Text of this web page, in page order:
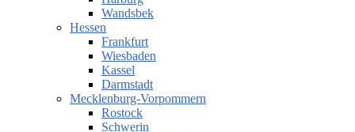
Wandsbek
Hessen
Frankfurt
Wiesbaden
Kassel
Darmstadt
Mecklenburg-Vorpommern
Rostock
Schwerin